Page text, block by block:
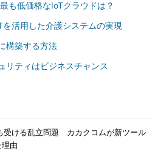
も低価格なIoTクラウドは？
活用した介護システムの実現
構築する方法
リティはビジネスチャンス
受ける乱立問題 カカクコムが新ツール
由